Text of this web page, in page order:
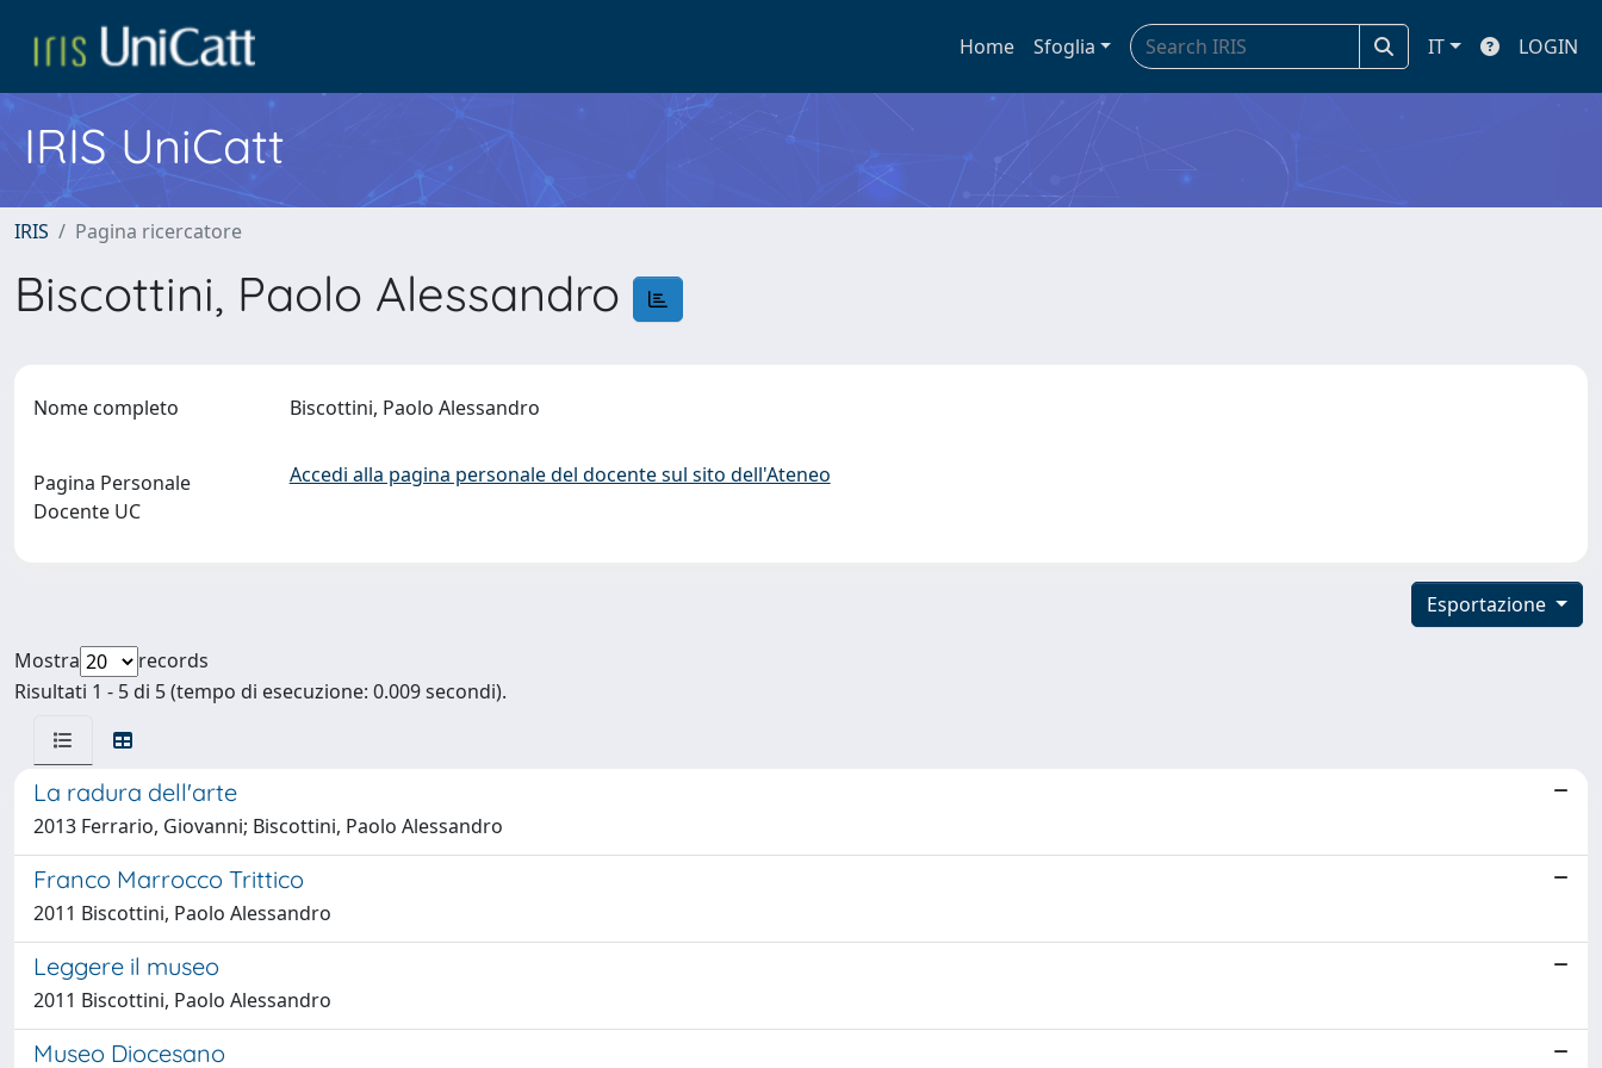
Home Sfoglia IT LOGIN
IRIS UniCatt
IRIS Pagina ricercatore
Biscottini, Paolo Alessandro
Nome completo Biscottini, Paolo Alessandro
Pagina Personale
Docente UC
Accedi alla pagina personale del docente sul sito dell'Ateneo
Esportazione
Mostra
records
Risultati 1 - 5 di 5 (tempo di esecuzione: 0.009 secondi).
La radura dell'arte
2013 Ferrario, Giovanni; Biscottini, Paolo Alessandro
Franco Marrocco Trittico
2011 Biscottini, Paolo Alessandro
Leggere il museo
2011 Biscottini, Paolo Alessandro
Museo Diocesano